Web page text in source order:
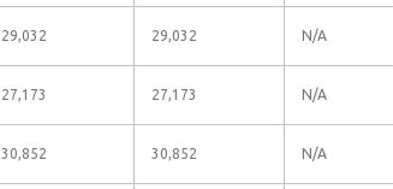
29,032 29,032 N/A
27,173 27,173 N/A
30,852 30,852 N/A